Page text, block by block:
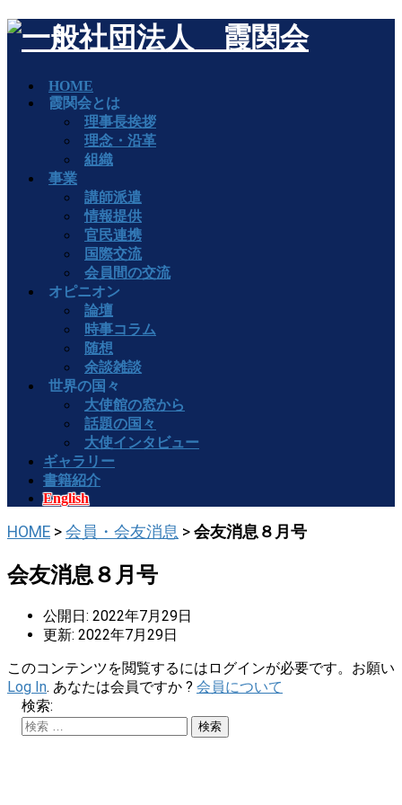
HOME
霞関会とは
理事長挨拶
理念・沿革
組織
事業
講師派遣
情報提供
官民連携
国際交流
会員間の交流
オピニオン
論壇
時事コラム
随想
余談雑談
世界の国々
大使館の窓から
話題の国々
大使インタビュー
ギャラリー
書籍紹介
English
HOME > 会員・会友消息 > 会友消息８月号
会友消息８月号
公開日: 2022年7月29日
更新: 2022年7月29日
このコンテンツを閲覧するにはログインが必要です。お願い
Log In. あなたは会員ですか ? 会員について
検索: